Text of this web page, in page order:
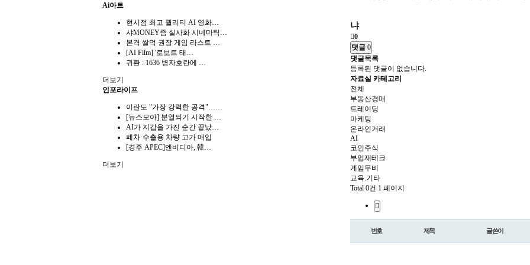
Ai아트
현시점 최고 퀄리티 AI 영화…
샤MONEY즘 실사화 시네마틱…
본격 쌀먹 권장 게임 라스트 …
[AI Film] '로보트 태…
귀환 : 1636 병자호란에 …
더보기
인포라이프
이란도 "가장 강력한 공격"……
[뉴스모아] 분열되기 시작한 …
AI가 지갑을 가진 순간 끝났…
폐차·수출용 차량 고가 매입
[경주 APEC]엔비디아, 韓…
더보기
냐
0
댓글 0
댓글목록
등록된 댓글이 없습니다.
자료실 카테고리
전체
부동산경매
트레이딩
마케팅
온라인거래
AI
코인주식
부업재테크
게임무비
교육.기타
Total 0건 1 페이지
번호 제목 글쓴이